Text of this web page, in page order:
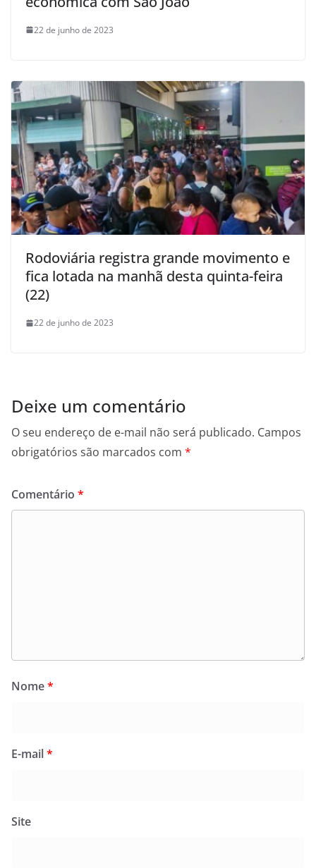
22 de junho de 2023
Rodoviária registra grande movimento e
fica lotada na manhã desta quinta-feira
(22)
22 de junho de 2023
Deixe um comentário
O seu endereço de e-mail não será publicado. Campos
obrigatórios são marcados com *
Comentário *
Nome*
E-mail*
Site